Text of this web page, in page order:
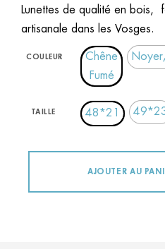
Lunettes de qualité en bois,
artisanale dans les Vosges.
COULEUR
Chêne
Fumé
TAILLE 48*21
AJOUTER AU